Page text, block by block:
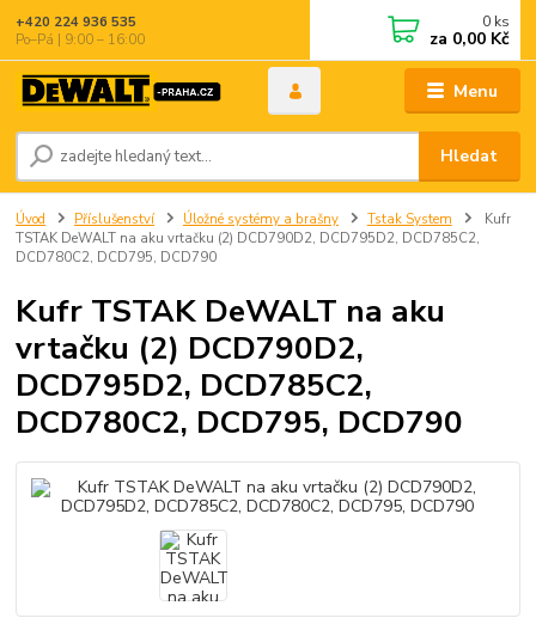
Menu
Hledat
+420 224 936 535
Po–Pá | 9:00 – 16:00
0 ks
za 0,00 Kč
Úvod Příslušenství Úložné systémy a brašny Tstak System
Kufr
TSTAK DeWALT na aku vrtačku (2) DCD790D2, DCD795D2, DCD785C2,
DCD780C2, DCD795, DCD790
Kufr TSTAK DeWALT na aku
vrtačku (2) DCD790D2,
DCD795D2, DCD785C2,
DCD780C2, DCD795, DCD790